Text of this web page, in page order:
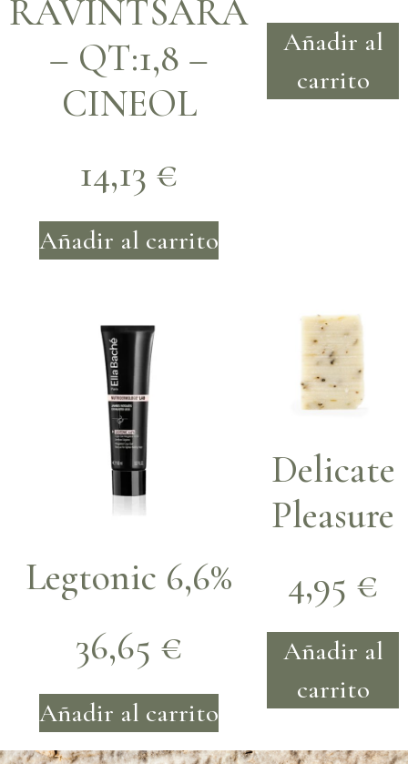
RAVINTSARA
– QT:1,8 –
CINEOL
14,13 €
Añadir al carrito
Añadir al
carrito
Legtonic 6,6%
36,65 €
Añadir al carrito
Delicate
Pleasure
4,95 €
Añadir al
carrito